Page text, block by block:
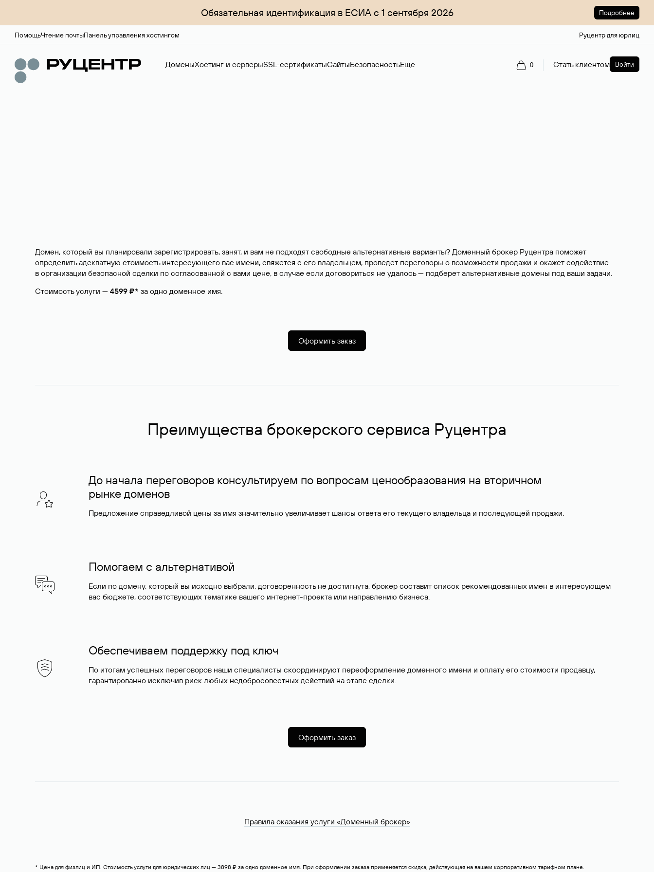
Обязательная идентификация в ЕСИА с 1 сентября 2026 Подробнее
ПомощьЧтение почтыПанель управления хостингом Руцентр для юрлиц
ДоменыХостинг и серверыSSL-сертификатыСайтыБезопасностьЕще 0 Стать клиентом Войти
Домен, который вы планировали зарегистрировать, занят, и вам не подходят свободные альтернативные варианты? Доменный брокер Руцентра поможет
определить адекватную стоимость интересующего вас имени, свяжется с его владельцем, проведет переговоры о возможности продажи и окажет содействие
в организации безопасной сделки по согласованной с вами цене, в случае если договориться не удалось — подберет альтернативные домены под ваши задачи.
Стоимость услуги — 4599 ₽* за одно доменное имя.
Оформить заказ
Преимущества брокерского сервиса Руцентра
До начала переговоров консультируем по вопросам ценообразования на вторичном
рынке доменов
Предложение справедливой цены за имя значительно увеличивает шансы ответа его текущего владельца и последующей продажи.
Помогаем с альтернативой
Если по домену, который вы исходно выбрали, договоренность не достигнута, брокер составит список рекомендованных имен в интересующем
вас бюджете, соответствующих тематике вашего интернет-проекта или направлению бизнеса.
Обеспечиваем поддержку под ключ
По итогам успешных переговоров наши специалисты скоординируют переоформление доменного имени и оплату его стоимости продавцу,
гарантированно исключив риск любых недобросовестных действий на этапе сделки.
Оформить заказ
Правила оказания услуги «Доменный брокер»
* Цена для физлиц и ИП. Стоимость услуги для юридических лиц — 3898 ₽ за одно доменное имя. При оформлении заказа применяется скидка, действующая на вашем корпоративном тарифном плане.